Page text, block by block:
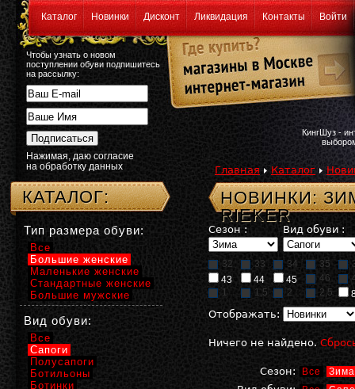
Каталог Новинки Дисконт Ликвидация Контакты Войти
Чтобы узнать о новом
поступлении обуви подпишитесь
на рассылку:
Нажимая, даю согласие
на обработку данных
КингШуз -
Главная Каталог
НОВИНКИ:
RIEKER
Сезон : Вид обуви :
32 33 34 35
43
44 45 46
1
1,5 2 2,5
Отображать:
Ничего не найдено.
Сезон: Все Зима
КАТАЛОГ:
Тип размера обуви:
Все
Большие женские
Маленькие женские
Стандартные женские
Большие мужские
Вид обуви:
Все
Сапоги
Полусапоги
Ботильоны
Ботинки